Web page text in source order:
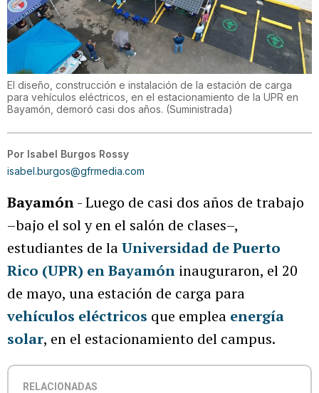
El diseño, construcción e instalación de la estación de carga
para vehículos eléctricos, en el estacionamiento de la UPR en
Bayamón, demoró casi dos años. (Suministrada)
Por Isabel Burgos Rossy
isabel.burgos@gfrmedia.com
Bayamón- Luego de casi dos años de trabajo
–bajo el sol y en el salón de clases–,
estudiantes de laUniversidad de Puerto
Rico (UPR) en Bayamón inauguraron, el 20
de mayo, una estación de carga para
vehículos eléctricos que emplea energía
solar, en el estacionamiento del campus.
RELACIONADAS